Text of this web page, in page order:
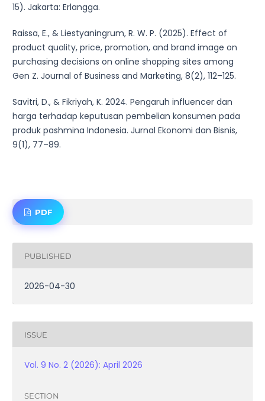
15). Jakarta: Erlangga.
Raissa, E., & Liestyaningrum, R. W. P. (2025). Effect of
product quality, price, promotion, and brand image on
purchasing decisions on online shopping sites among
Gen Z. Journal of Business and Marketing, 8(2), 112–125.
Savitri, D., & Fikriyah, K. 2024. Pengaruh influencer dan
harga terhadap keputusan pembelian konsumen pada
produk pashmina Indonesia. Jurnal Ekonomi dan Bisnis,
9(1), 77–89.
PDF
PUBLISHED
2026-04-30
ISSUE
Vol. 9 No. 2 (2026): April 2026
SECTION